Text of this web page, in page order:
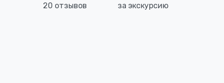
20 отзывов
за экскурсию